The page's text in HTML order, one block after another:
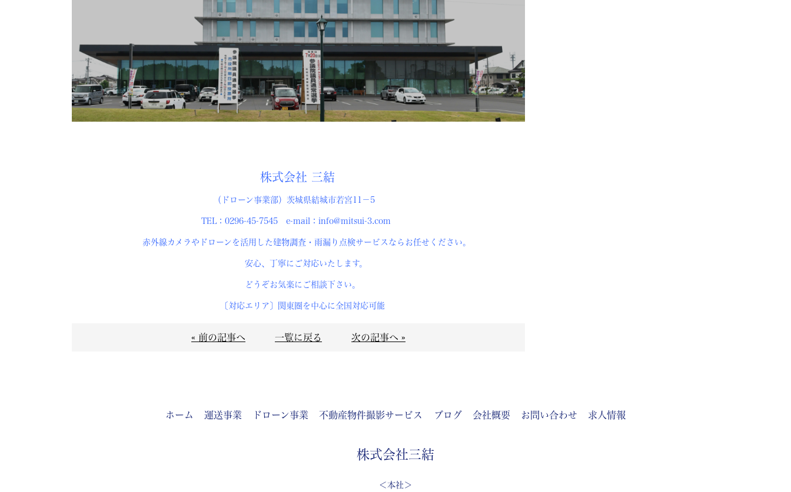
株式会社 三結
（ドローン事業部）茨城県結城市若宮11－5
TEL：0296-45-7545 e-mail：info@mitsui-3.com
赤外線カメラやドローンを活用した建物調査・雨漏り点検サービスならお任せください。
安心、丁寧にご対応いたします。
どうぞお気楽にご相談下さい。
〔対応エリア〕関東圏を中心に全国対応可能
« 前の記事へ 一覧に戻る 次の記事へ »
ホーム 運送事業 ドローン事業 不動産物件撮影サービス ブログ 会社概要 お問い合わせ 求人情報
株式会社三結
＜本社＞